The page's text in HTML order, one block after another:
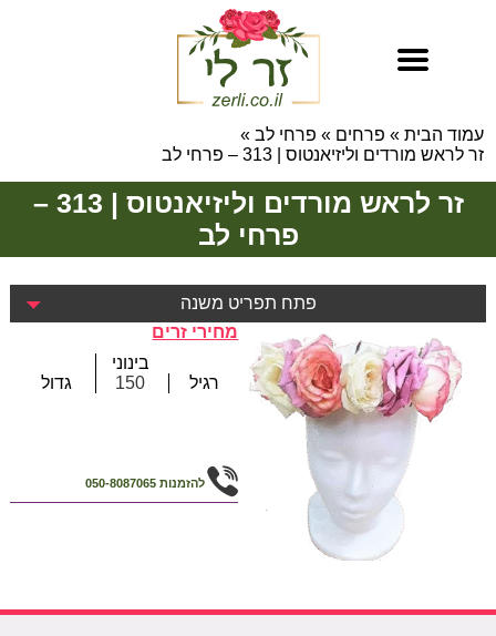
עמוד הבית » פרחים » פרחי לב »
זר לראש מורדים וליזיאנטוס | 313 – פרחי לב
זר לראש מורדים וליזיאנטוס | 313 –
פרחי לב
פתח תפריט משנה
מחירי זרים
רגיל
בינוני
150
גדול
להזמנות 050-8087065